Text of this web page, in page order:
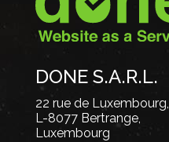
DONE S.A.R.L.
22 rue de Luxembourg,
L-8077 Bertrange,
Luxembourg